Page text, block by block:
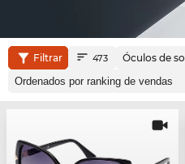
Filtrar 473 Óculos de sol